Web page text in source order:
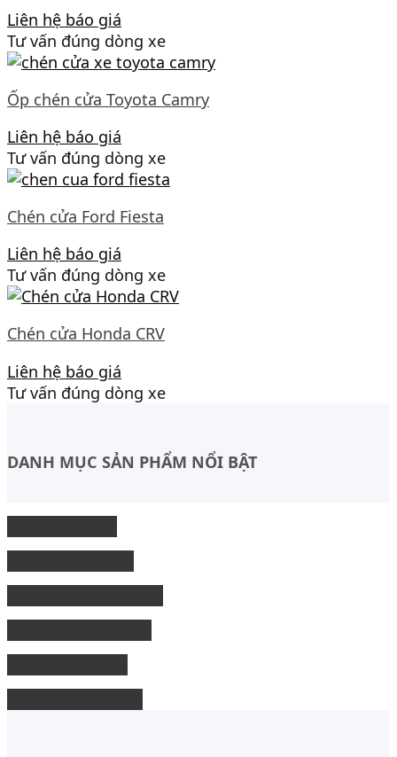
Liên hệ báo giá
Tư vấn đúng dòng xe
Ốp chén cửa Toyota Camry
Liên hệ báo giá
Tư vấn đúng dòng xe
Chén cửa Ford Fiesta
Liên hệ báo giá
Tư vấn đúng dòng xe
Chén cửa Honda CRV
Liên hệ báo giá
Tư vấn đúng dòng xe
DANH MỤC SẢN PHẨM NỔI BẬT